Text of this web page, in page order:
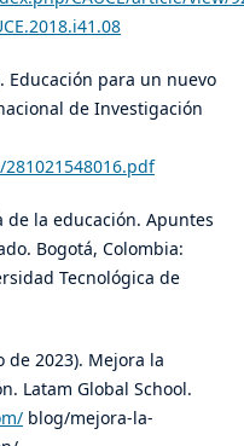
Educación para un nuevo
de Investigación
de la educación. Apuntes
Bogotá, Colombia:
Tecnológica de
de 2023). Mejora la
Latam Global School.
blog/mejora-la-